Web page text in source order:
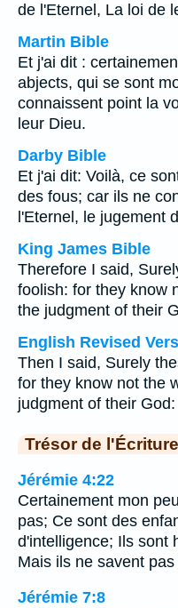
de l'Eternel, La loi de
Martin Bible
Et j'ai dit :
abjects, qui se sont
connaissent point la
leur Dieu.
Darby Bible
Et j'ai dit: Voilà, ce
des fous; car ils ne
l'Eternel, le jugement
King James Bible
Therefore I said,
foolish: for they know
the judgment of their
English Revised
Then I said, Surely
for they know not the
judgment of their God:
Trésor de l'Écriture
Jérémie 4:22
Certainement mon
pas; Ce sont des
d'intelligence; Ils sont
Mais ils ne savent
Jérémie 7:8